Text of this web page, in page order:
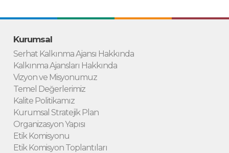
Kurumsal
Serhat Kalkınma Ajansı Hakkında
Kalkınma Ajansları Hakkında
Vizyon ve Misyonumuz
Temel Değerlerimiz
Kalite Politikamız
Kurumsal Stratejik Plan
Organizasyon Yapısı
Etik Komisyonu
Etik Komisyon Toplantıları